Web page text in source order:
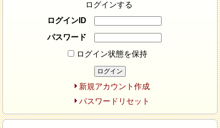
ログインする
ログインID
パスワード
ログイン状態を保持
新規アカウント作成
パスワードリセット